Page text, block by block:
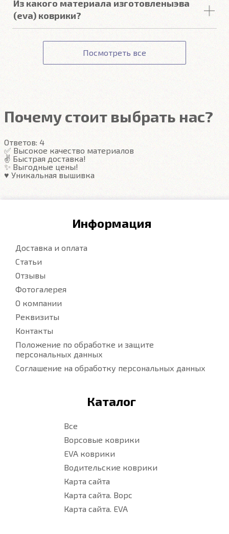
обувь. Причина износа обуви - песок, а в ЕВА
коврах он удерживается в ячейках, не шоркая
Из какого материала изготовленыэва
(eva) коврики?
материал не пахнет и сохраняет эластичность от
Посмотреть все
Почему стоит выбрать нас?
Ответов: 4
✅ Высокое качество материалов
✌️ Быстрая доставка!
✨ Выгодные цены!
♥️ Уникальная вышивка
Информация
Доставка и оплата
Статьи
Отзывы
Фотогалерея
О компании
Реквизиты
Контакты
Положение по обработке и защите
персональных данных
Соглашение на обработку персональных данных
Каталог
Все
Ворсовые коврики
EVA коврики
Водительские коврики
Карта сайта
Карта сайта. Ворс
Карта сайта. EVA